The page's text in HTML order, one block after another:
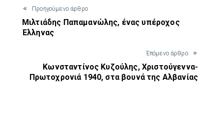
Προηγούμενο άρθρο
Μιλτιάδης Παπαμανώλης, ένας υπέροχος
Έλληνας
Έπόμενο άρθρο
Κωνσταντίνος Κυζούλης, Χριστούγεννα-
Πρωτοχρονιά 1940, στα βουνά της Αλβανίας